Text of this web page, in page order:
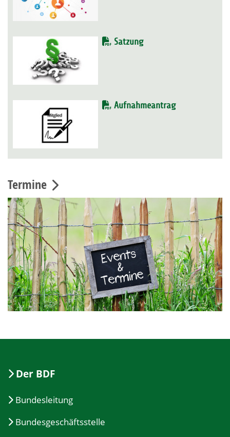
Satzung
Aufnahmeantrag
Termine
Der BDF
Bundesleitung
Bundesgeschäftsstelle